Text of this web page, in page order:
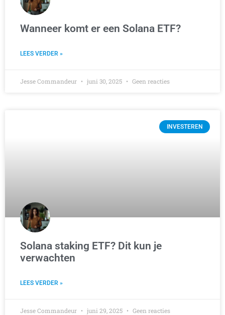
Wanneer komt er een Solana ETF?
LEES VERDER »
Jesse Commandeur juni 30, 2025 Geen reacties
INVESTEREN
Solana staking ETF? Dit kun je
verwachten
LEES VERDER »
Jesse Commandeur juni 29, 2025 Geen reacties